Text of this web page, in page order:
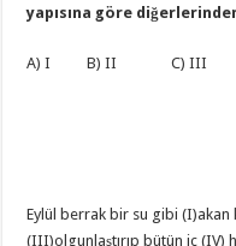
yapısına göre
A) I B) II C) III
Eylül berrak bir su gibi (I)akan
(III)olgunlaştırıp bütün iç (IV)